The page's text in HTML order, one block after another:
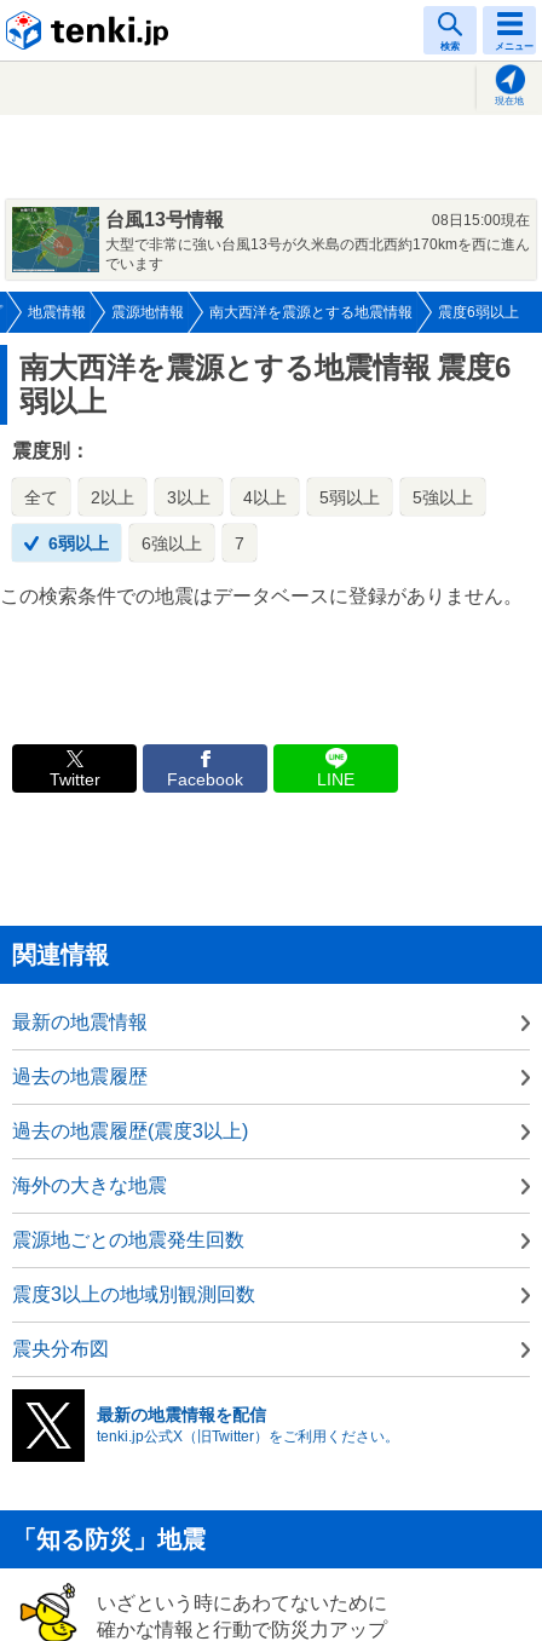
検索 メニュー
現在地
台風13号情報
08日15:00現在
大型で非常に強い台風13号が久米島の西北西約170kmを西に進ん
でいます
地震情報 震源地情報 南大西洋を震源とする地震情報 震度6弱以上
南大西洋を震源とする地震情報 震度6
弱以上
震度別：
全て 2以上 3以上 4以上 5弱以上 5強以上
6弱以上 6強以上 7
この検索条件での地震はデータベースに登録がありません。
Twitter Facebook LINE
関連情報
最新の地震情報
過去の地震履歴
過去の地震履歴(震度3以上)
海外の大きな地震
震源地ごとの地震発生回数
震度3以上の地域別観測回数
震央分布図
最新の地震情報を配信
tenki.jp公式X（旧Twitter）をご利用ください。
「知る防災」地震
いざという時にあわてないために
確かな情報と行動で防災力アップ